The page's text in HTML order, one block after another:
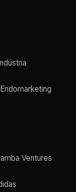
Ventures